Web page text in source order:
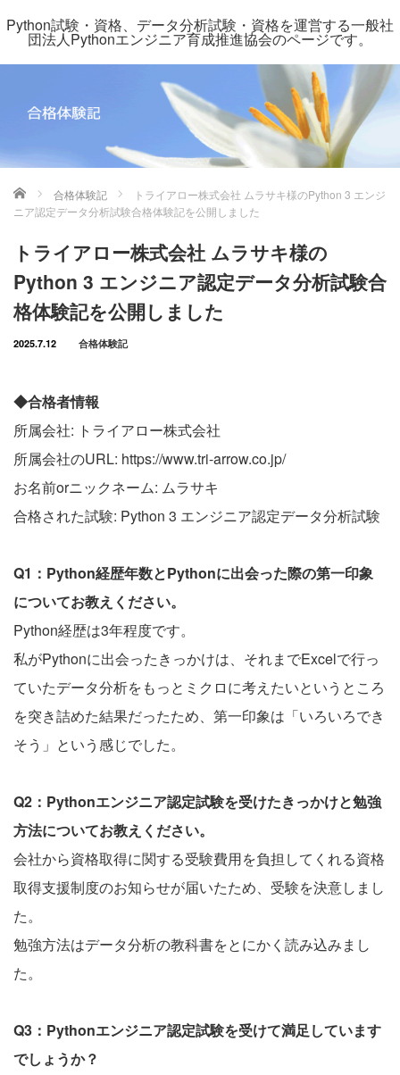
Python試験・資格、データ分析試験・資格を運営する一般社
団法人Pythonエンジニア育成推進協会のページです。
ホーム 合格体験記
トライアロー株式会社 ムラサキ様のPython 3 エンジ
ニア認定データ分析試験合格体験記を公開しました
トライアロー株式会社 ムラサキ様の
Python 3 エンジニア認定データ分析試験合
格体験記を公開しました
2025.7.12 合格体験記
◆合格者情報
所属会社: トライアロー株式会社
所属会社のURL: https://www.tri-arrow.co.jp/
お名前orニックネーム: ムラサキ
合格された試験: Python 3 エンジニア認定データ分析試験
Q1：Python経歴年数とPythonに出会った際の第一印象
についてお教えください。
Python経歴は3年程度です。
私がPythonに出会ったきっかけは、それまでExcelで行っ
ていたデータ分析をもっとミクロに考えたいというところ
を突き詰めた結果だったため、第一印象は「いろいろでき
そう」という感じでした。
Q2：Pythonエンジニア認定試験を受けたきっかけと勉強
方法についてお教えください。
会社から資格取得に関する受験費用を負担してくれる資格
取得支援制度のお知らせが届いたため、受験を決意しまし
た。
勉強方法はデータ分析の教科書をとにかく読み込みまし
た。
Q3：Pythonエンジニア認定試験を受けて満足しています
でしょうか？